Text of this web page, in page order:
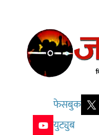
फेसबुक
युट्युब